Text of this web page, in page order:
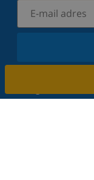
Schrijf u in
Wij respecteren